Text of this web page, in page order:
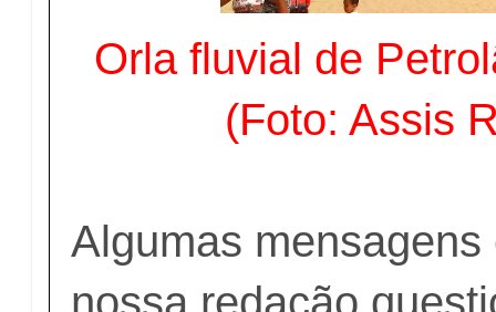
Orla fluvial de
(Foto: Assis
Algumas mensagens
nossa redação